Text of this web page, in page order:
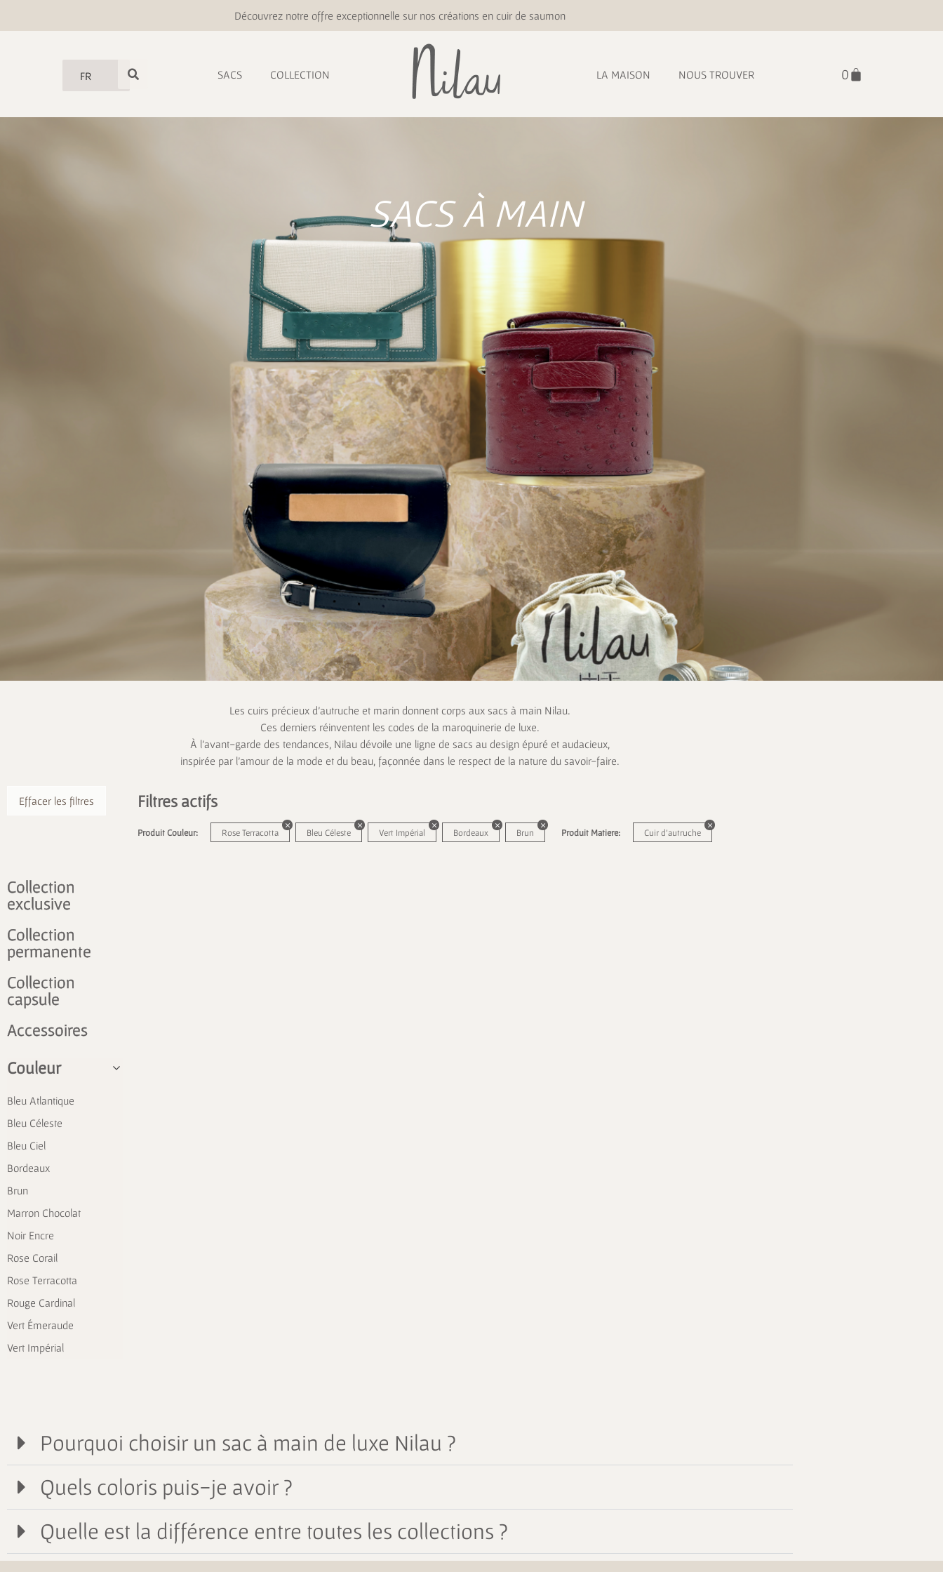
Découvrez notre offre exceptionnelle sur nos créations en cuir de saumon
FR SACS COLLECTION LA MAISON NOUS TROUVER
SACS À MAIN
Les cuirs précieux d’autruche et marin donnent corps aux sacs à main Nilau.
Ces derniers réinventent les codes de la maroquinerie de luxe.
À l’avant-garde des tendances, Nilau dévoile une ligne de sacs au design épuré et audacieux,
inspirée par l’amour de la mode et du beau, façonnée dans le respect de la nature du savoir-faire.
Effacer les filtres
Collection
exclusive
Collection
permanente
Collection
capsule
Accessoires
Couleur
Bleu Atlantique
Bleu Céleste
Bleu Ciel
Bordeaux
Brun
Marron Chocolat
Noir Encre
Rose Corail
Rose Terracotta
Rouge Cardinal
Vert Émeraude
Vert Impérial
Filtres actifs
Produit Couleur: Rose Terracotta Bleu Céleste Vert Impérial Bordeaux Brun Produit Matiere: Cuir d'autruche
Pourquoi choisir un sac à main de luxe Nilau ?
Quels coloris puis-je avoir ?
Quelle est la différence entre toutes les collections ?